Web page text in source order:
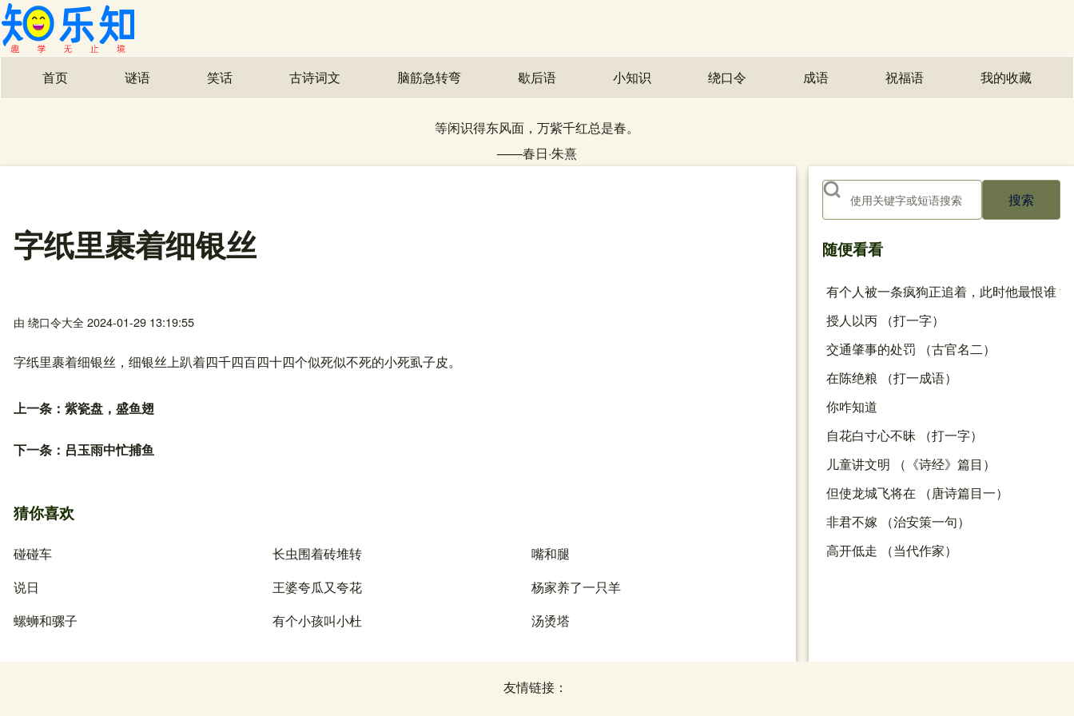
主导航
首页 谜语 笑话 古诗词文 脑筋急转弯 歇后语 小知识 绕口令 成语 祝福语 我的收藏(opens in
等闲识得东风面，万紫千红总是春。
——春日·朱熹
字纸里裹着细银丝
由 绕口令大全2024-01-29 13:19:55
字纸里裹着细银丝，细银丝上趴着四千四百四十四个似死似不死的小死虱子皮。
上一条： 紫瓷盘，盛鱼翅
下一条： 吕玉雨中忙捕鱼
猜你喜欢
碰碰车 长虫围着砖堆转
嘴和腿
说日
王婆夸瓜又夸花
杨家养了一只羊
螺蛳和骡子
有个小孩叫小杜 汤烫塔
搜索
随便看看
有个人被一条疯狗正追着，此时他最恨谁？
授人以丙 （打一字）
交通肇事的处罚 （古官名二）
在陈绝粮 （打一成语）
你咋知道
自花白寸心不昧 （打一字）
儿童讲文明 （《诗经》篇目）
但使龙城飞将在 （唐诗篇目一）
非君不嫁 （治安策一句）
高开低走 （当代作家）
友情链接：